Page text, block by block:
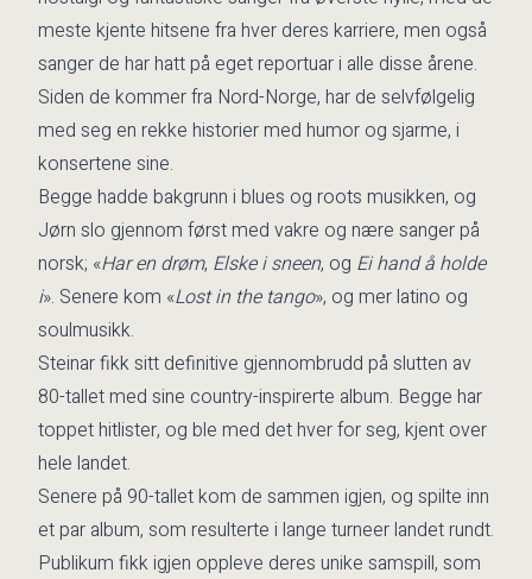
meste kjente hitsene fra hver deres karriere, men også
sanger de har hatt på eget reportuar i alle disse årene.
Siden de kommer fra Nord-Norge, har de selvfølgelig
med seg en rekke historier med humor og sjarme, i
konsertene sine.
Begge hadde bakgrunn i blues og roots musikken, og
Jørn slo gjennom først med vakre og nære sanger på
norsk; «Har en drøm, Elske i sneen, og Ei hand å holde
i». Senere kom «Lost in the tango», og mer latino og
soulmusikk.
Steinar fikk sitt definitive gjennombrudd på slutten av
80-tallet med sine country-inspirerte album. Begge har
toppet hitlister, og ble med det hver for seg, kjent over
hele landet.
Senere på 90-tallet kom de sammen igjen, og spilte inn
et par album, som resulterte i lange turneer landet rundt.
Publikum fikk igjen oppleve deres unike samspill, som